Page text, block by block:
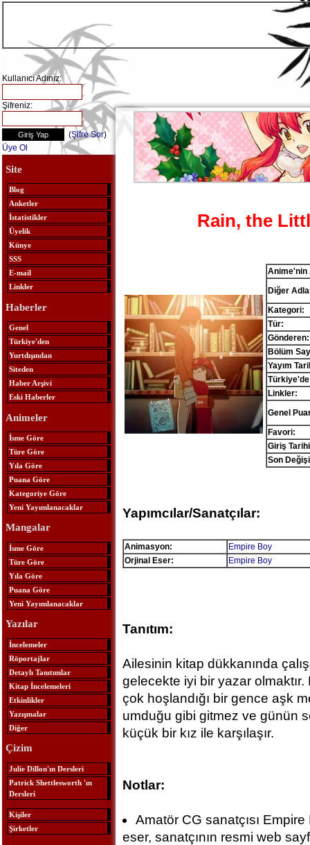
Kullanıcı Adınız:
Şifreniz:
(Şifre Sor)
Üye Ol
Site
Blog
Anketler
İstatistikler
Üyelik
Künye
SSS
E-mail
Linkler
Haberler
Genel
Türkiye'den
Yurtdışından
Siteden
Haber Arşivi
Eski Haberler
Animeler
İsme Göre
Türe Göre
Yıla Göre
Puana Göre
Kategoriye Göre
Yeni Yayımlanacaklar
Mangalar
İsme Göre
Türe Göre
Yıla Göre
Puana Göre
Yeni Yayımlanacaklar
Yazılar
İncelemeler
Röportajlar
Detaylı Tanıtımlar
Kitap İncelemeleri
Etkinlikler
Yazışmalar
Diğer
Çizim
Julie Dillon'ın Dersleri
Patrick Shettlesworth 'ın
Dersleri
Kişiler
Şirketler
Rain, the
Anime'nin
Diğer
Kategori:
Tür:
Gönderen:
Bölüm
Yayım
Linkler:
Genel
Favori:
Giriş
Son
Yapımcılar/Sanatçılar:
Animasyon:
Empire Boy
Orjinal Eser:
Empire Boy
Tanıtım:
Ailesinin kitap dükkanında
gelecekte iyi bir yazar olmaktır.
çok hoşlandığı bir gence aşk
umduğu gibi gitmez ve günün
küçük bir kız ile karşılaşır.
Notlar:
Amatör CG sanatçısı
eser, sanatçının resmi web